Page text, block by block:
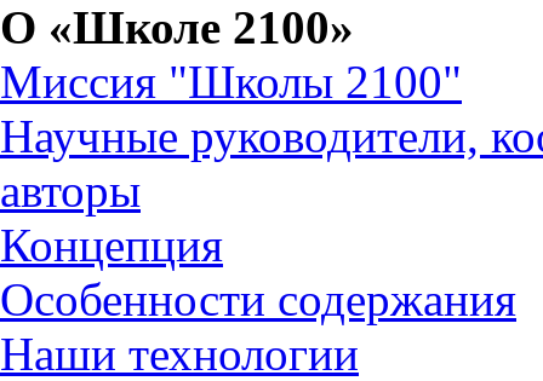
О «Школе 2100»
Миссия "Школы 2100"
Научные руководители,
авторы
Концепция
Особенности содержания
Наши технологии